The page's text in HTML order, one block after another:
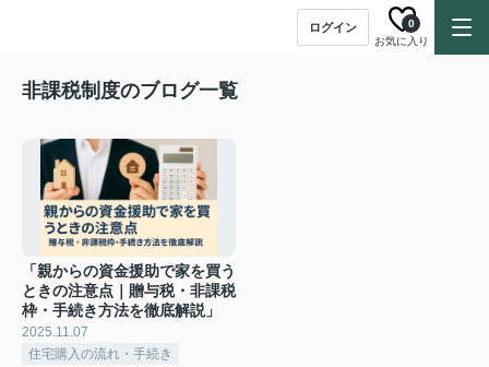
ログイン
お気に入り
0
非課税制度のブログ一覧
「親からの資金援助で家を買う
ときの注意点｜贈与税・非課税
枠・手続き方法を徹底解説」
2025.11.07
住宅購入の流れ・手続き